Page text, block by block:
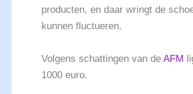
producten, en daar wringt de
kunnen fluctueren.
Volgens schattingen van de AFM
1000 euro.